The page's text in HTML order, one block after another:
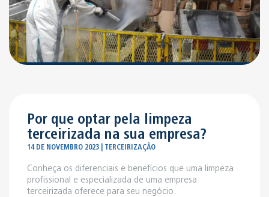
Por que optar pela limpeza
terceirizada na sua empresa?
14 DE NOVEMBRO 2023 | TERCEIRIZAÇÃO
Conheça os diferenciais e benefícios que uma limpeza
profissional e especializada de uma empresa
terceirizada oferece para seu negócio.